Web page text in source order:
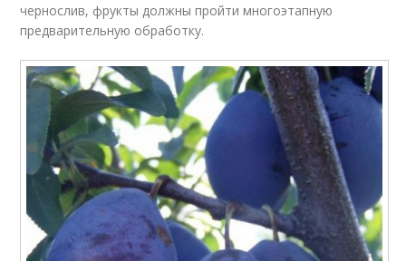
чернослив, фрукты должны пройти многоэтапную
предварительную обработку.